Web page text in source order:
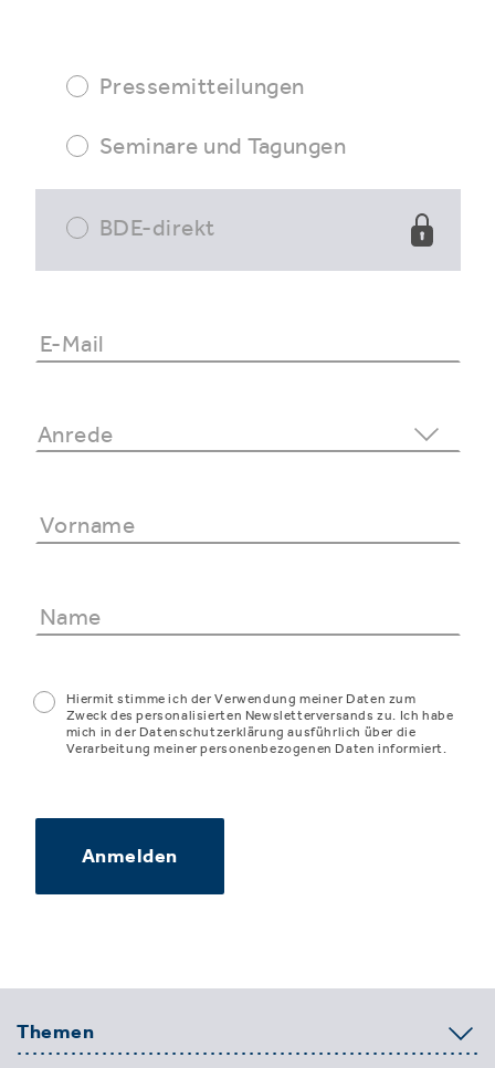
Pressemitteilungen
Seminare und Tagungen
BDE-direkt
Hiermit stimme ich der Verwendung meiner Daten zum
Zweck des personalisierten Newsletterversands zu. Ich habe
mich in der Datenschutzerklärung ausführlich über die
Verarbeitung meiner personenbezogenen Daten informiert.
Anmelden
Themen